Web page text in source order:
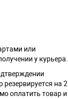
или
у курьера.
резервируется на 2
оплатить товар и